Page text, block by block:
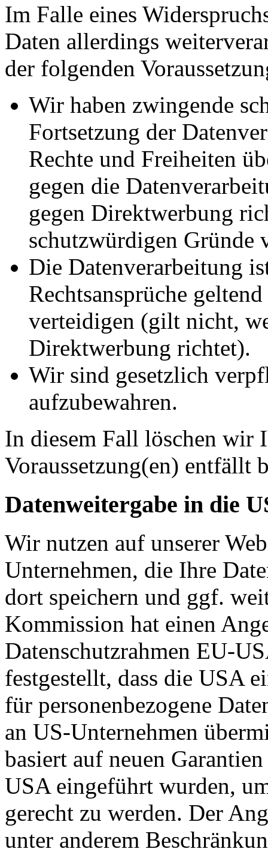
Im Falle eines
Daten allerdings
der folgenden
Wir haben zwingende
Fortsetzung der
Rechte und Freiheiten
gegen die
gegen Direktwerbung
schutzwürdigen Gründe
Die Datenverarbeitung
Rechtsansprüche
verteidigen (gilt nicht,
Direktwerbung richtet).
Wir sind gesetzlich
aufzubewahren.
In diesem Fall löschen wir
Voraussetzung(en) entfällt
Datenweitergabe in die
Wir nutzen auf unserer
Unternehmen, die Ihre
dort speichern und ggf.
Kommission hat einen
Datenschutzrahmen EU-
festgestellt, dass die USA
für personenbezogene
an US-Unternehmen
basiert auf neuen
USA eingeführt wurden,
gerecht zu werden. Der
unter anderem